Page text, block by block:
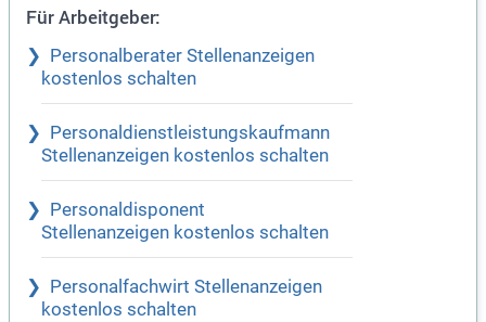
Für Arbeitgeber:
Personalberater Stellenanzeigen
kostenlos schalten
Personaldienstleistungskaufmann
Stellenanzeigen kostenlos schalten
Personaldisponent
Stellenanzeigen kostenlos schalten
Personalfachwirt Stellenanzeigen
kostenlos schalten